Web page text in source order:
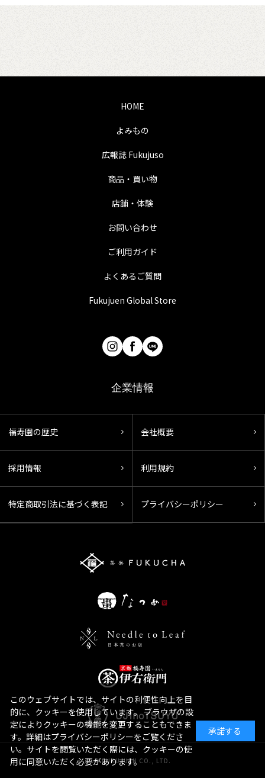
HOME
よみもの
広報誌 Fukujuso
商品・買い物
店舗・体験
お問い合わせ
ご利用ガイド
よくあるご質問
Fukujuen Global Store
企業情報
福寿園の歴史 会社概要
採用情報 利用規約
特定商取引法に基づく表記 プライバシーポリシー
© FUKUJUEN CO., LTD.
このウェブサイトでは、サイトの利便性向上を目
的に、クッキーを使用しています。 ブラウザの設
定によりクッキーの機能を変更することもできま
す。詳細はプライバシーポリシーをご覧くださ
い。サイトを閲覧いただく際には、クッキーの使
用に同意いただく必要があります。
承諾する